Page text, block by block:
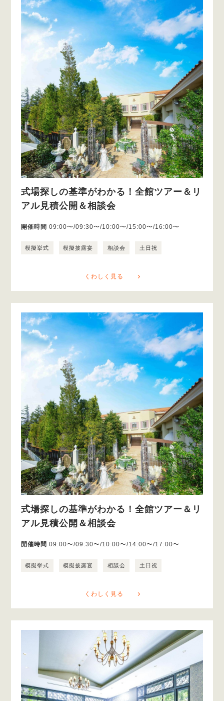
式場探しの基準がわかる！全館ツアー＆リ
アル見積公開＆相談会
開催時間 09:00〜/09:30〜/10:00〜/15:00〜/16:00〜
模擬挙式 模擬披露宴 相談会 土日祝
くわしく見る
式場探しの基準がわかる！全館ツアー＆リ
アル見積公開＆相談会
開催時間 09:00〜/09:30〜/10:00〜/14:00〜/17:00〜
模擬挙式 模擬披露宴 相談会 土日祝
くわしく見る